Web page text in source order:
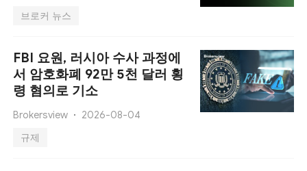
브로커 뉴스
FBI 요원, 러시아 수사 과정에
서 암호화폐 92만 5천 달러 횡
령 혐의로 기소
Brokersview
2026-08-04
규제